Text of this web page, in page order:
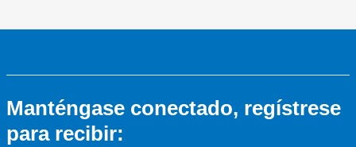
Manténgase conectado, regístrese
para recibir: